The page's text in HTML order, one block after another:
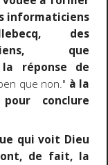
informaticiens
des
que
réponse de
que non." à la
conclure
qui voit Dieu
ont, de fait, la